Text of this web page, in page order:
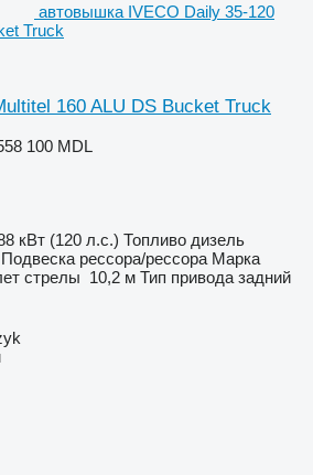
автовышка IVECO Daily 35-120
Truck
160 ALU DS Bucket Truck
100 MDL
кВт (120 л.с.) Топливо дизель
Подвеска рессора/рессора Марка
стрелы 10,2 м Тип привода задний